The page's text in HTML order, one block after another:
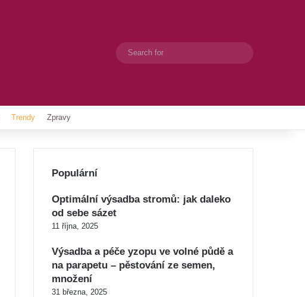
Switch skin
Trendy Zpravy
Populární
Optimální výsadba stromů: jak daleko
od sebe sázet
11 října, 2025
Výsadba a péče yzopu ve volné půdě a
na parapetu – pěstování ze semen,
množení
31 března, 2025